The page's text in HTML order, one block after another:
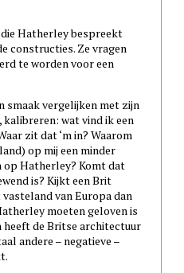
Hatherley bespreekt
constructies. Ze vragen
te worden voor een
smaak vergelijken met zijn
wat vind ik een
zit dat ‘m in? Waarom
op mij een minder
Hatherley? Komt dat
is? Kijkt een Brit
van Europa dan
moeten geloven is
heeft de Britse architectuur
andere – negatieve –